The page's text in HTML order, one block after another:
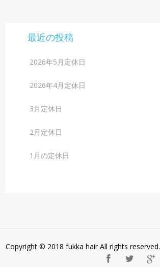
最近の投稿
2026年5月定休日
2026年4月定休日
3月定休日
2月定休日
1月の定休日
Copyright © 2018 fukka hair All rights reserved.